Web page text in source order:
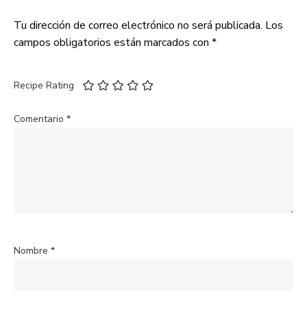
Tu dirección de correo electrónico no será publicada. Los
campos obligatorios están marcados con *
Recipe Rating
Comentario *
Nombre *